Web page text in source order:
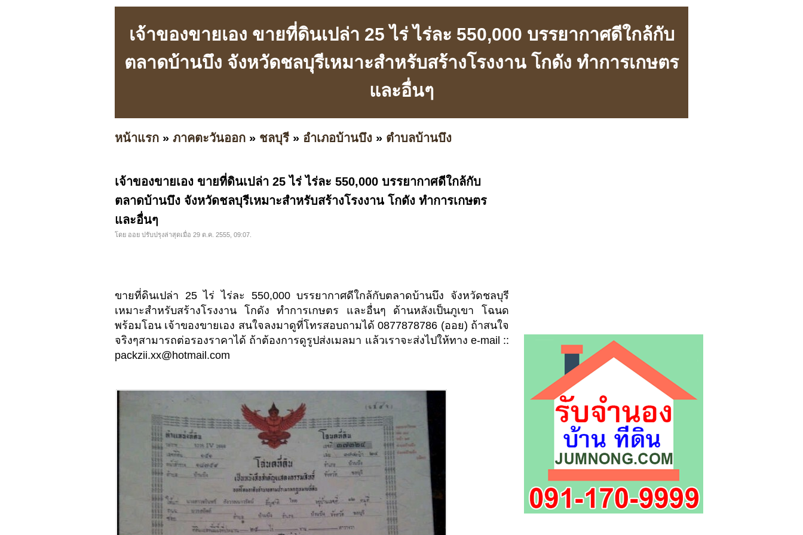
เจ้าของขายเอง ขายที่ดินเปล่า 25 ไร่ ไร่ละ 550,000 บรรยากาศดีใกล้กับ
ตลาดบ้านบึง จังหวัดชลบุรีเหมาะสำหรับสร้างโรงงาน โกดัง ทำการเกษตร
และอื่นๆ
หน้าแรก » ภาคตะวันออก » ชลบุรี » อำเภอบ้านบึง » ตำบลบ้านบึง
เจ้าของขายเอง ขายที่ดินเปล่า 25 ไร่ ไร่ละ 550,000 บรรยากาศดีใกล้กับ
ตลาดบ้านบึง จังหวัดชลบุรีเหมาะสำหรับสร้างโรงงาน โกดัง ทำการเกษตร
และอื่นๆ
โดย ออย ปรับปรุงล่าสุดเมื่อ 29 ต.ค. 2555, 09:07.
ขายที่ดินเปล่า 25 ไร่ ไร่ละ 550,000 บรรยากาศดีใกล้กับตลาดบ้านบึง จังหวัดชลบุรี
เหมาะสำหรับสร้างโรงงาน โกดัง ทำการเกษตร และอื่นๆ ด้านหลังเป็นภูเขา โฉนด
พร้อมโอน เจ้าของขายเอง สนใจลงมาดูที่โทรสอบถามได้ 0877878786 (ออย) ถ้าสนใจ
จริงๆสามารถต่อรองราคาได้ ถ้าต้องการดูรูปส่งเมลมา แล้วเราจะส่งไปให้ทาง e-mail ::
packzii.xx@hotmail.com